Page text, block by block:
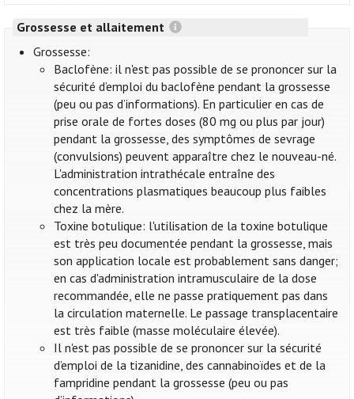
Grossesse et allaitement
Grossesse:
Baclofène: il n'est pas possible de se prononcer sur la
sécurité d’emploi du baclofène pendant la grossesse
(peu ou pas d’informations). En particulier en cas de
prise orale de fortes doses (80 mg ou plus par jour)
pendant la grossesse, des symptômes de sevrage
(convulsions) peuvent apparaître chez le nouveau-né.
L'administration intrathécale entraîne des
concentrations plasmatiques beaucoup plus faibles
chez la mère.
Toxine botulique: l'utilisation de la toxine botulique
est très peu documentée pendant la grossesse, mais
son application locale est probablement sans danger;
en cas d'administration intramusculaire de la dose
recommandée, elle ne passe pratiquement pas dans
la circulation maternelle. Le passage transplacentaire
est très faible (masse moléculaire élevée).
Il n'est pas possible de se prononcer sur la sécurité
d’emploi de la tizanidine, des cannabinoïdes et de la
fampridine pendant la grossesse (peu ou pas